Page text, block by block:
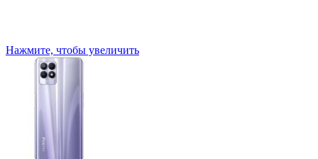
Нажмите, чтобы увеличить